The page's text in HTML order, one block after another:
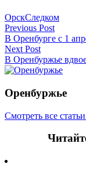
ОрскСледком
Навигация
по
записям
Previous Post
В Оренбурге с 1
Next Post
В Оренбуржье
Оренбуржье
Смотреть все